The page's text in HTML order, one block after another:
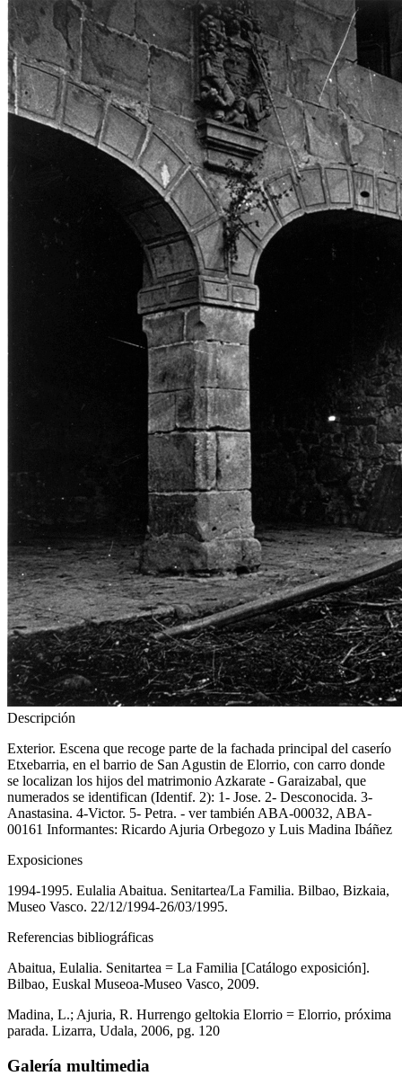
Descripción
Exterior. Escena que recoge parte de la fachada principal del caserío
Etxebarria, en el barrio de San Agustin de Elorrio, con carro donde
se localizan los hijos del matrimonio Azkarate - Garaizabal, que
numerados se identifican (Identif. 2): 1- Jose. 2- Desconocida. 3-
Anastasina. 4-Victor. 5- Petra. - ver también ABA-00032, ABA-
00161 Informantes: Ricardo Ajuria Orbegozo y Luis Madina Ibáñez
Exposiciones
1994-1995. Eulalia Abaitua. Senitartea/La Familia. Bilbao, Bizkaia,
Museo Vasco. 22/12/1994-26/03/1995.
Referencias bibliográficas
Abaitua, Eulalia. Senitartea = La Familia [Catálogo exposición].
Bilbao, Euskal Museoa-Museo Vasco, 2009.
Madina, L.; Ajuria, R. Hurrengo geltokia Elorrio = Elorrio, próxima
parada. Lizarra, Udala, 2006, pg. 120
Galería multimedia